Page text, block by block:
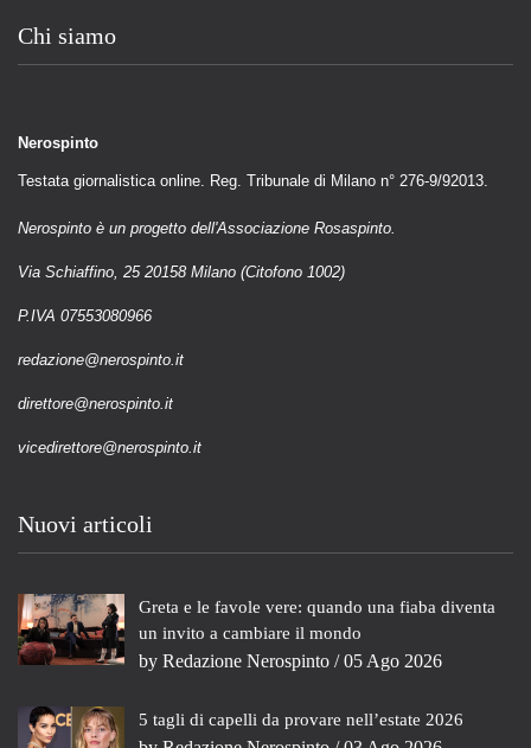
Chi siamo
Nerospinto
Testata giornalistica online. Reg. Tribunale di Milano n° 276-9/92013.
Nerospinto è un progetto dell'Associazione Rosaspinto.
Via Schiaffino, 25 20158 Milano (Citofono 1002)
P.IVA 07553080966
redazione@nerospinto.it
direttore@nerospinto.it
vicedirettore@nerospinto.it
Nuovi articoli
Greta e le favole vere: quando una fiaba diventa
un invito a cambiare il mondo
by Redazione Nerospinto / 05 Ago 2026
5 tagli di capelli da provare nell’estate 2026